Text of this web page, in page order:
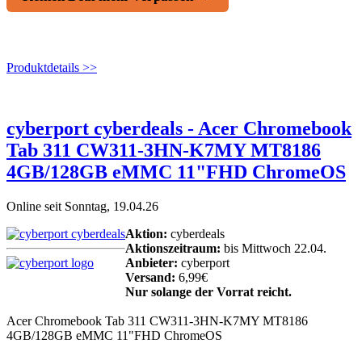
Produktdetails >>
cyberport cyberdeals - Acer Chromebook
Tab 311 CW311-3HN-K7MY MT8186
4GB/128GB eMMC 11"FHD ChromeOS
Online seit Sonntag, 19.04.26
Aktion: cyberdeals
Aktionszeitraum: bis Mittwoch 22.04.
Anbieter: cyberport
Versand: 6,99€
Nur solange der Vorrat reicht.
Acer Chromebook Tab 311 CW311-3HN-K7MY MT8186
4GB/128GB eMMC 11"FHD ChromeOS